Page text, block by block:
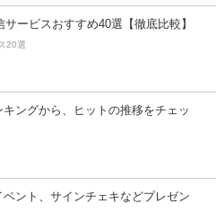
ービスおすすめ40選【徹底比較】
20選
ングから、ヒットの推移をチェッ
ント、サインチェキなどプレゼン